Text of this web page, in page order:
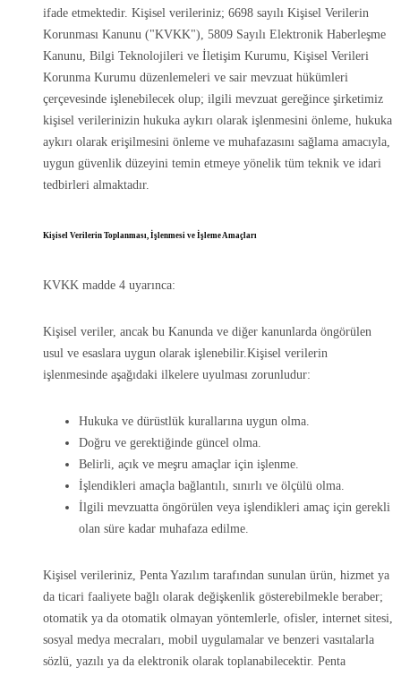
ifade etmektedir. Kişisel verileriniz; 6698 sayılı Kişisel Verilerin
Korunması Kanunu ("KVKK"), 5809 Sayılı Elektronik Haberleşme
Kanunu, Bilgi Teknolojileri ve İletişim Kurumu, Kişisel Verileri
Korunma Kurumu düzenlemeleri ve sair mevzuat hükümleri
çerçevesinde işlenebilecek olup; ilgili mevzuat gereğince şirketimiz
kişisel verilerinizin hukuka aykırı olarak işlenmesini önleme, hukuka
aykırı olarak erişilmesini önleme ve muhafazasını sağlama amacıyla,
uygun güvenlik düzeyini temin etmeye yönelik tüm teknik ve idari
tedbirleri almaktadır.
Kişisel Verilerin Toplanması, İşlenmesi ve İşleme Amaçları
KVKK madde 4 uyarınca:
Kişisel veriler, ancak bu Kanunda ve diğer kanunlarda öngörülen
usul ve esaslara uygun olarak işlenebilir.Kişisel verilerin
işlenmesinde aşağıdaki ilkelere uyulması zorunludur:
Hukuka ve dürüstlük kurallarına uygun olma.
Doğru ve gerektiğinde güncel olma.
Belirli, açık ve meşru amaçlar için işlenme.
İşlendikleri amaçla bağlantılı, sınırlı ve ölçülü olma.
İlgili mevzuatta öngörülen veya işlendikleri amaç için gerekli
olan süre kadar muhafaza edilme.
Kişisel verileriniz, Penta Yazılım tarafından sunulan ürün, hizmet ya
da ticari faaliyete bağlı olarak değişkenlik gösterebilmekle beraber;
otomatik ya da otomatik olmayan yöntemlerle, ofisler, internet sitesi,
sosyal medya mecraları, mobil uygulamalar ve benzeri vasıtalarla
sözlü, yazılı ya da elektronik olarak toplanabilecektir. Penta